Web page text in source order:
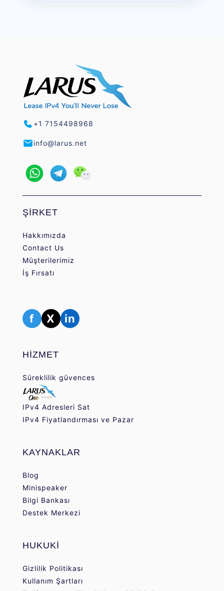
+1 7154498968
info@larus.net
ŞİRKET
Hakkımızda
Contact Us
Müşterilerimiz
İş Fırsatı
f X in
HİZMET
Süreklilik güvences
IPv4 Adresleri Sat
IPv4 Fiyatlandırması ve Pazar
KAYNAKLAR
Blog
Minispeaker
Bilgi Bankası
Destek Merkezi
HUKUKİ
Gizlilik Politikası
Kullanım Şartları